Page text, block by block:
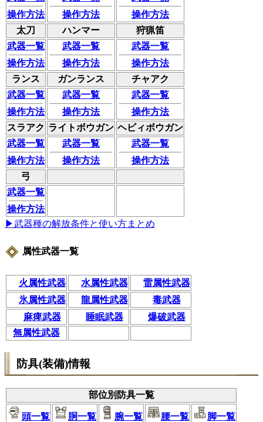
操作方法
操作方法
操作方法
太刀
ハンマー
狩猟笛
武器一覧
操作方法
武器一覧
操作方法
武器一覧
操作方法
ランス
ガンランス
チャアク
武器一覧
操作方法
武器一覧
操作方法
武器一覧
操作方法
スラアク ライトボウガン ヘビィボウガン
武器一覧
操作方法
武器一覧
操作方法
武器一覧
操作方法
弓
武器一覧
操作方法
▶武器種の解放条件と使い方まとめ
属性武器一覧
火属性武器 水属性武器
雷属性武器
氷属性武器
龍属性武器
毒武器
麻痺武器
睡眠武器
爆破武器
無属性武器
防具(装備)情報
部位別防具一覧
頭一覧 胴一覧 腕一覧 腰一覧 脚一覧